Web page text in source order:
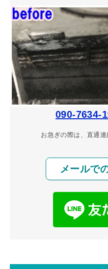
090-7634-
お急ぎの際は、直通連
メールで